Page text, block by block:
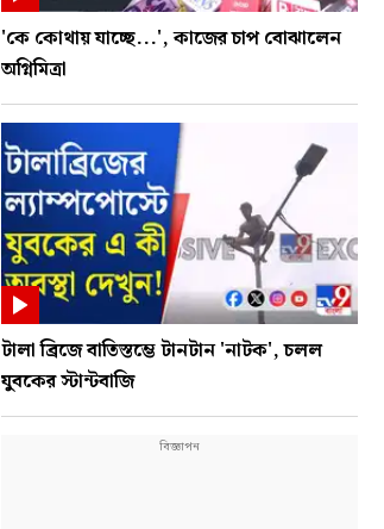
'কে কোথায় যাচ্ছে...', কাজের চাপ বোঝালেন
অগ্নিমিত্রা
টালা ব্রিজে বাতিস্তম্ভে টানটান 'নাটক', চলল
যুবকের স্টান্টবাজি